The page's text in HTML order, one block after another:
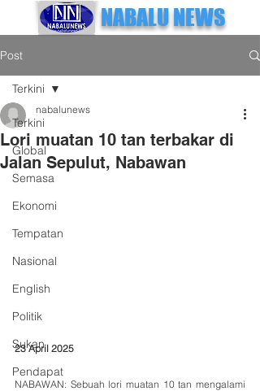
NABALU NEWS
Post
Terkini
Global
Semasa
Ekonomi
Tempatan
Nasional
English
Politik
Sukan
Pendapat
Terkini
Lori muatan 10 tan terbakar di
Jalan Sepulut, Nabawan
nabalunews
23 April 2025
NABAWAN: Sebuah lori muatan 10 tan mengalami